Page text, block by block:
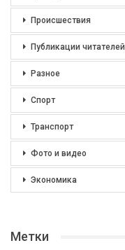
Происшествия
Публикации читателей
Разное
Спорт
Транспорт
Фото и видео
Экономика
Метки